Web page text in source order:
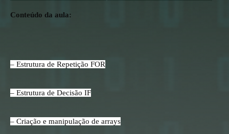
Conteúdo da aula:
– Estrutura de Repetição FOR
– Estrutura de Decisão IF
– Criação e manipulação de arrays